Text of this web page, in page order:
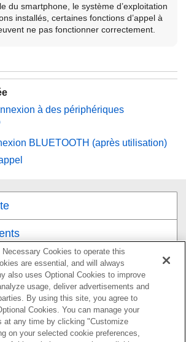
du smartphone, le système d’exploitation
installés, certaines fonctions d’appel à
ne pas fonctionner correctement.
à des périphériques
BLUETOOTH (après utilisation)
appel
Cookies to operate this
are essential, and will always
also uses Optional Cookies to improve
usage, deliver advertisements and
By using this site, you agree to
Cookies. You can manage your
at any time by clicking "Customize
on your selected cookie preferences,